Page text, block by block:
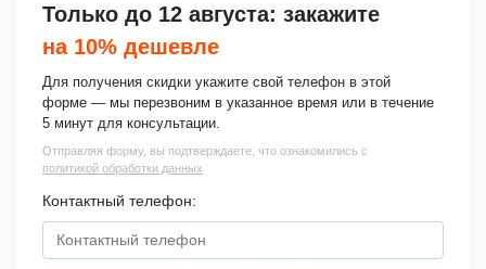
Только до 12 августа: закажите
на 10% дешевле
Для получения скидки укажите свой телефон в этой
форме — мы перезвоним в указанное время или в течение
5 минут для консультации.
Отправляя форму, вы подтверждаете, что ознакомились с
политикой обработки данных
Контактный телефон: